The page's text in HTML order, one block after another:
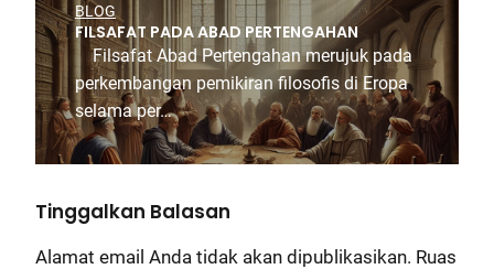
BLOG
FILSAFAT PADA ABAD PERTENGAHAN
Filsafat Abad Pertengahan merujuk pada
perkembangan pemikiran filosofis di Eropa
selama per…
Tinggalkan Balasan
Alamat email Anda tidak akan dipublikasikan. Ruas